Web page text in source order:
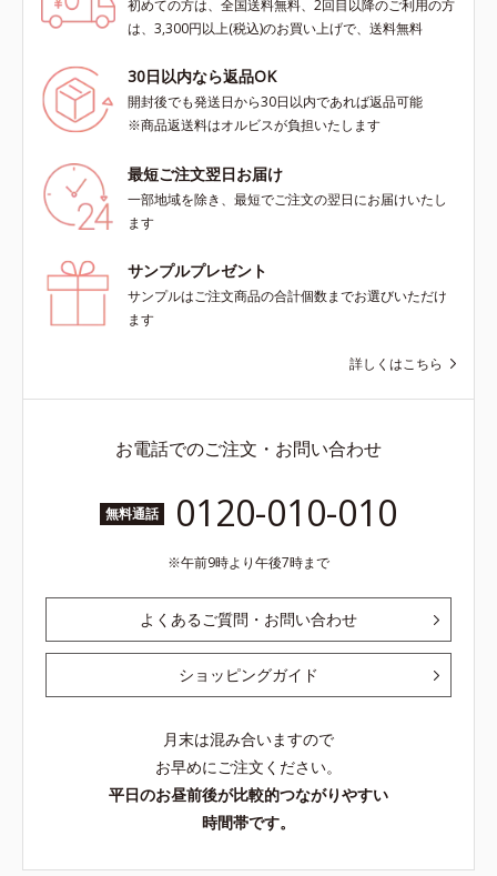
初めての方は、全国送料無料、2回目以降のご利用の方
は、3,300円以上(税込)のお買い上げで、送料無料
30日以内なら返品OK
開封後でも発送日から30日以内であれば返品可能
※商品返送料はオルビスが負担いたします
最短ご注文翌日お届け
一部地域を除き、最短でご注文の翌日にお届けいたし
ます
サンプルプレゼント
サンプルはご注文商品の合計個数までお選びいただけ
ます
詳しくはこちら
お電話でのご注文・お問い合わせ
無料通話 0120-010-010
午前9時より午後7時まで
よくあるご質問・お問い合わせ
ショッピングガイド
月末は混み合いますので
お早めにご注文ください。
平日のお昼前後が比較的つながりやすい
時間帯です。